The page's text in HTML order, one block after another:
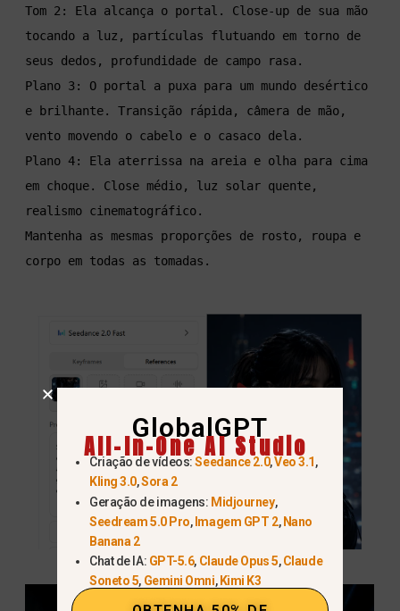
Tom 2: Ela alcança o portal. Close-up de sua mão
tocando a luz, partículas flutuando em torno de
seus dedos, profundidade de campo rasa.
Plano 3: O portal a puxa para um mundo desértico
e brilhante. Transição rápida, câmera de mão,
vento movendo o cabelo e o casaco dela.
Plano 4: Ela aterrissa na areia e olha para cima
em choque. Close médio, luz solar quente,
realismo cinematográfico.
Mantenha as mesmas proporções de rosto, roupa e
corpo em todas as tomadas.
GlobalGPT
All-In-One AI Studio
Criação de vídeos:Seedance 2.0,Veo 3.1,
Kling 3.0,Sora 2
Geração de imagens: Midjourney,
Seedream 5.0 Pro, Imagem GPT 2, Nano
Banana 2
Chat de IA: GPT-5.6, Claude Opus 5,Claude
Soneto 5, Gemini Omni, Kimi K3